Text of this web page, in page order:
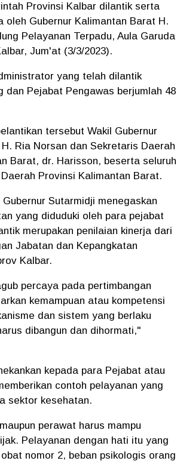
Provinsi Kalbar dilantik serta
oleh Gubernur Kalimantan Barat H.
Pelayanan Terpadu, Aula Garuda
Jum'at (3/3/2023).
yang telah dilantik
dan Pejabat Pengawas berjumlah 48
tersebut Wakil Gubernur
Ria Norsan dan Sekretaris Daerah
Barat, dr. Harisson, beserta seluruh
Provinsi Kalimantan Barat.
Sutarmidji menegaskan
yang diduduki oleh para pejabat
merupakan penilaian kinerja dari
Jabatan dan Kepangkatan
Kalbar.
percaya pada pertimbangan
kemampuan atau kompetensi
dan sistem yang berlaku
dibangun dan dihormati,"
kepada para Pejabat atau
contoh pelayanan yang
sektor kesehatan.
perawat harus mampu
Pelayanan dengan hati itu yang
nomor 2, beban psikologis orang